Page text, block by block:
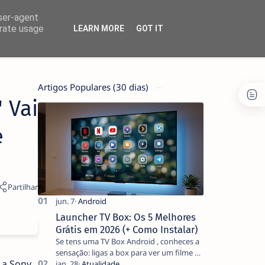
Vai
Artigos Populares (30 dias)
Launcher TV Box: Os 5 Melhores
Grátis em 2026 (+ Como Instalar)
Se tens uma TV Box Android , conheces a
sensação: ligas a box para ver um filme e
agent
usage
LEARN MORE GOT IT